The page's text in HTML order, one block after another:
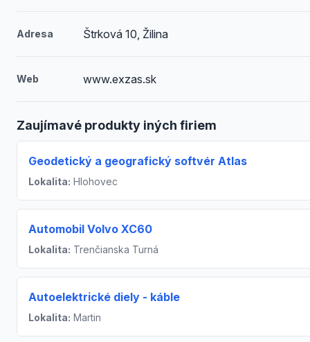
Adresa Štrková 10, Žilina
Web www.exzas.sk
Zaujímavé produkty iných firiem
Geodetický a geografický softvér Atlas
Lokalita: Hlohovec
Automobil Volvo XC60
Lokalita: Trenčianska Turná
Autoelektrické diely - káble
Lokalita: Martin